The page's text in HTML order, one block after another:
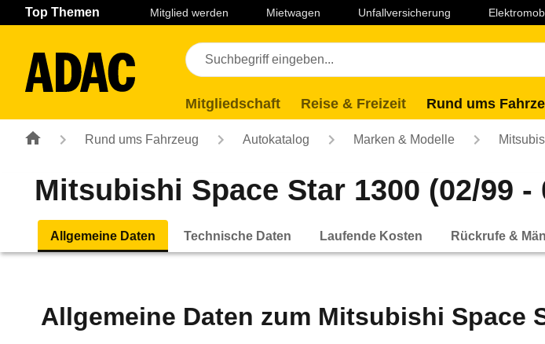
Navigation Seiteninhalt Fußzeile
Top Themen Mitglied werden Mietwagen Unfallversicherung
Mitgliedschaft Reise & Freizeit Rund ums
Rund ums Fahrzeug Autokatalog Marken & Modelle
Mitsubishi Space Star 1300 (02/99 -
Allgemeine Daten Technische Daten Laufende Kosten Rückrufe &
Allgemeine Daten zum Mitsubishi Space